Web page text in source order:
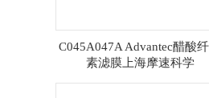
C045A047A Advantec醋酸
素滤膜上海摩速科学